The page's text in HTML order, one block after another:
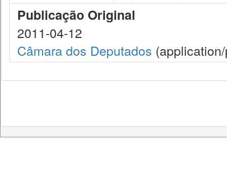
Publicação Original
2011-04-12
Câmara dos Deputados